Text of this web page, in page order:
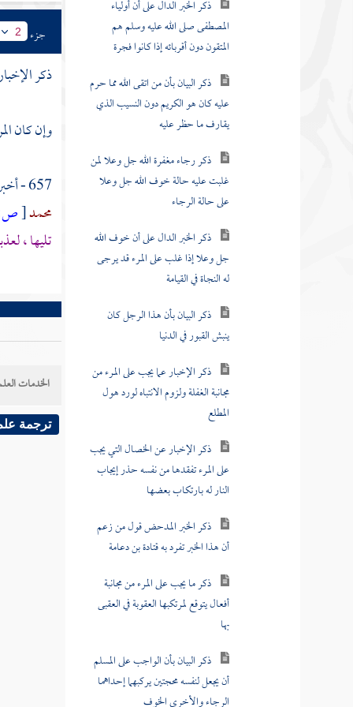
المصطفى صلى الله عليه وسلم هم
المتقون دون أقربائه إذا كانوا فجرة
ذكر البيان بأن من اتقى الله مما حرم
عليه كان هو الكريم دون النسيب الذي
يقارف ما حظر عليه
ذكر رجاء مغفرة الله جل وعلا لمن
غلبت عليه حالة خوف الله جل وعلا
على حالة الرجاء
ذكر الخبر الدال على أن خوف الله
جل وعلا إذا غلب على المرء قد يرجى
له النجاة في القيامة
ذكر البيان بأن هذا الرجل كان
ينبش القبور في الدنيا
ذكر الإخبار عما يجب على المرء من
مجانبة الغفلة ولزوم الانتباه لورد هول
المطلع
ذكر الإخبار عن الخصال التي يجب
على المرء تفقدها من نفسه حذر إيجاب
النار له بارتكاب بعضها
ذكر الخبر المدحض قول من زعم
أن هذا الخبر تفرد به قتادة بن دعامة
ذكر ما يجب على المرء من مجانبة
أفعال يتوقع لمرتكبها العقوبة في العقبى
بها
ذكر البيان بأن الواجب على المسلم
أن يجعل لنفسه محجتين يركبهما إحداهما
الرجاء والأخرى الخوف
جزء 2
ذكر
وإن كان
657 - أخبرنا
محمد[
تليها ،
الخدمات
ترجمة